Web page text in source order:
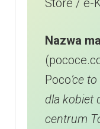
Store / e-
Nazwa
Poco’ce
dla kobiet
centrum